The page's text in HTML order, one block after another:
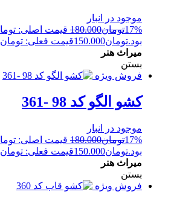
موجود در انبار
17%تومان180.000
بود.تومان150.000قیمت فعلی: تومان150.000.
میراث هنر
بستن
فروش ویژه
کشو الگو کد 98 -361
موجود در انبار
17%تومان180.000
بود.تومان150.000قیمت فعلی: تومان150.000.
میراث هنر
بستن
فروش ویژه